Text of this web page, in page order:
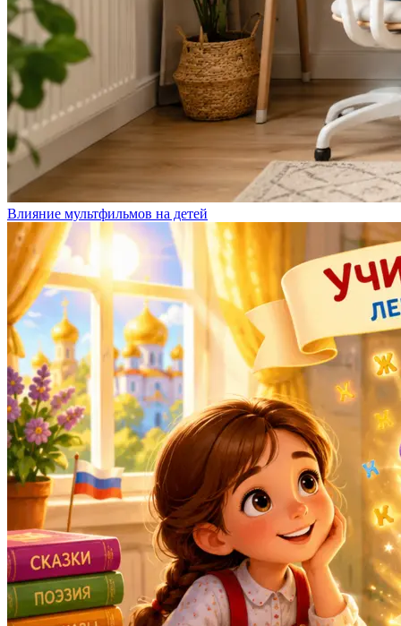
Влияние мультфильмов на детей